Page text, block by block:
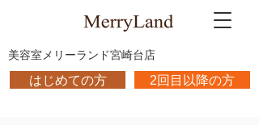
はじめての方 2回目以降の方
​美容室メリーランド宮崎台店